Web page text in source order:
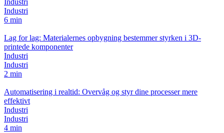
Industri
Industri
6 min
Lag for lag: Materialernes opbygning bestemmer styrken i 3D-
printede komponenter
Industri
Industri
2 min
Automatisering i realtid: Overvåg og styr dine processer mere
effektivt
Industri
Industri
4 min